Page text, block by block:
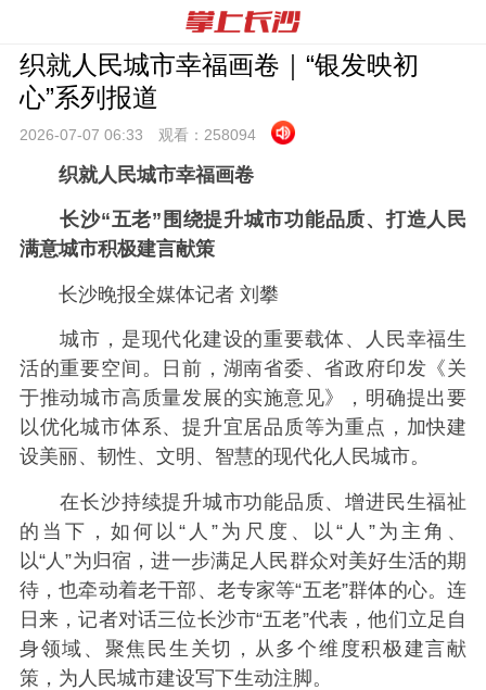
织就人民城市幸福画卷｜“银发映初
心”系列报道
2026-07-07 06:33 观看： 258094
织就人民城市幸福画卷
长沙“五老”围绕提升城市功能品质、打造人民
满意城市积极建言献策
长沙晚报全媒体记者 刘攀
城市，是现代化建设的重要载体、人民幸福生
活的重要空间。日前，湖南省委、省政府印发《关
于推动城市高质量发展的实施意见》，明确提出要
以优化城市体系、提升宜居品质等为重点，加快建
设美丽、韧性、文明、智慧的现代化人民城市。
在长沙持续提升城市功能品质、增进民生福祉
的当下，如何以“人”为尺度、以“人”为主角、
以“人”为归宿，进一步满足人民群众对美好生活的期
待，也牵动着老干部、老专家等“五老”群体的心。连
日来，记者对话三位长沙市“五老”代表，他们立足自
身领域、聚焦民生关切，从多个维度积极建言献
策，为人民城市建设写下生动注脚。